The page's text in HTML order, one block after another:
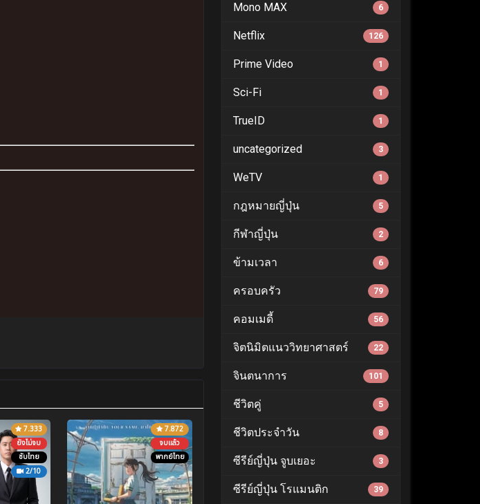
7.333
ยังไม่จบ
ซับไทย
2/10
7.872
จบแล้ว
พากย์ไทย
Mono MAX 6
Netflix 126
Prime Video 1
Sci-Fi 1
TrueID 1
uncategorized 3
WeTV 1
กฎหมายญี่ปุ่น 5
กีฬาญี่ปุ่น 2
ข้ามเวลา 6
ครอบครัว 79
คอมเมดี้ 56
จิตนิมิตแนววิทยาศาสตร์ 22
จินตนาการ 101
ชีวิตคู่ 5
ชีวิตประจำวัน 8
ซีรีย์ญี่ปุ่น จูบเยอะ 3
ซีรีย์ญี่ปุ่น โรแมนติก 39